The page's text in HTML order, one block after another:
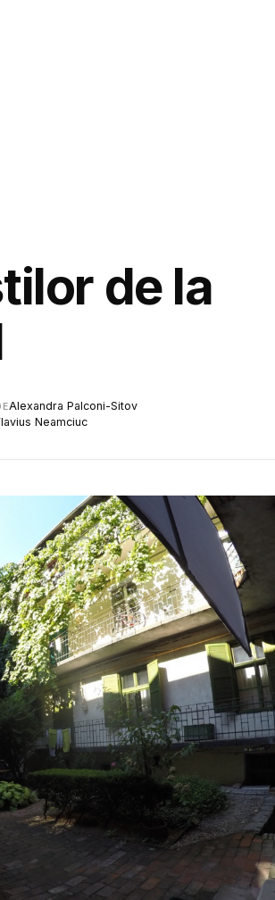
de la
Alexandra Palconi-Sitov
Neamciuc